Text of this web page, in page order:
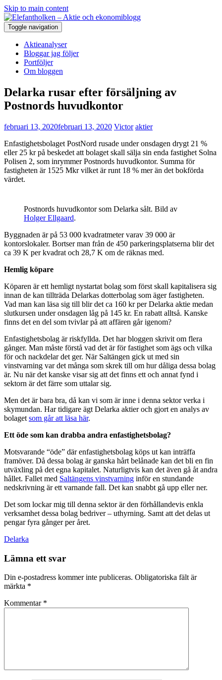
Skip to main content
Toggle navigation
Aktieanalyser
Bloggar jag följer
Portföljer
Om bloggen
Delarka rusar efter försäljning av
Postnords huvudkontor
februari 13, 2020februari 13, 2020 Victor aktier
Enfastighetsbolaget PostNord rusade under onsdagen drygt 21 %
eller 25 kr på beskedet att bolaget skall sälja sin enda fastighet Solna
Polisen 2, som inrymmer Postnords huvudkontor. Summa för
fastigheten är 1525 Mkr vilket är runt 18 % mer än det bokförda
värdet.
Postnords huvudkontor som Delarka sålt. Bild av
Holger Ellgaard.
Byggnaden är på 53 000 kvadratmeter varav 39 000 är
kontorslokaler. Bortser man från de 450 parkeringsplatserna blir det
ca 39 K per kvadrat och 28,7 K om de räknas med.
Hemlig köpare
Köparen är ett hemligt nystartat bolag som först skall kapitalisera sig
innan de kan tillträda Delarkas dotterbolag som äger fastigheten.
Vad man kan läsa sig till blir det ca 160 kr per Delarka aktie medan
slutkursen under onsdagen låg på 145 kr. En rabatt alltså. Kanske
finns det en del som tvivlar på att affären går igenom?
Enfastighetsbolag är riskfyllda. Det har bloggen skrivit om flera
gånger. Man måste förstå vad det är för fastighet som ägs och vilka
för och nackdelar det ger. När Saltängen gick ut med sin
vinstvarning var det många som skrek till om hur dåliga dessa bolag
är. Nu när det kanske visar sig att det finns ett och annat fynd i
sektorn är det färre som uttalar sig.
Men det är bara bra, då kan vi som är inne i denna sektor verka i
skymundan. Har tidigare ägt Delarka aktier och gjort en analys av
bolaget som går att läsa här.
Ett öde som kan drabba andra enfastighetsbolag?
Motsvarande “öde” där enfastighetsbolag köps ut kan inträffa
framöver. Då dessa bolag är ganska hårt belånade kan det bli en fin
utväxling på det egna kapitalet. Naturligtvis kan det även gå åt andra
hållet. Fallet med Saltängens vinstvarning inför en stundande
nedskrivning är ett varnande fall. Det kan snabbt gå upp eller ner.
Det som lockar mig till denna sektor är den förhållandevis enkla
verksamhet dessa bolag bedriver – uthyrning. Samt att det delas ut
pengar fyra gånger per året.
Delarka
Lämna ett svar
Din e-postadress kommer inte publiceras. Obligatoriska fält är
märkta *
Kommentar *